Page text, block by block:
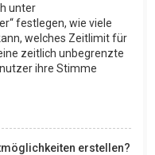
unter
festlegen, wie viele
welches Zeitlimit für
zeitlich unbegrenzte
ihre Stimme
erstellen?